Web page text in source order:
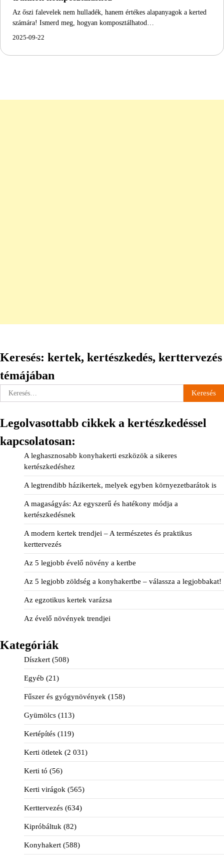
Az őszi falevelek nem hulladék, hanem értékes alapanyagok a kerted
számára! Ismerd meg, hogyan komposztálhatod…
2025-09-22
Keresés: kertek, kertészkedés, kerttervezés
témájában
Keresés:
Legolvasottabb cikkek a kertészkedéssel
kapcsolatosan:
A leghasznosabb konyhakerti eszközök a sikeres
kertészkedéshez
A legtrendibb házikertek, melyek egyben környezetbarátok is
A magaságyás: Az egyszerű és hatékony módja a
kertészkedésnek
A modern kertek trendjei – A természetes és praktikus
kerttervezés
Az 5 legjobb évelő növény a kertbe
Az 5 legjobb zöldség a konyhakertbe – válassza a legjobbakat!
Az egzotikus kertek varázsa
Az évelő növények trendjei
Kategóriák
Díszkert (508)
Egyéb (21)
Fűszer és gyógynövények (158)
Gyümölcs (113)
Kertépítés (119)
Kerti ötletek (2 031)
Kerti tó (56)
Kerti virágok (565)
Kerttervezés (634)
Kipróbáltuk (82)
Konyhakert (588)